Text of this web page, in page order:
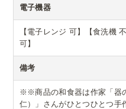
電子機器
【電子レンジ 可】【食洗機
可】
備考
※※商品の和食器は作家「器
仁）」さんがひとつひとつ手